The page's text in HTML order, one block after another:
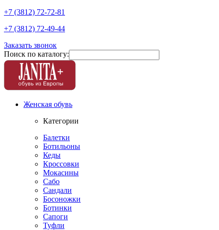
+7 (3812) 72-72-81
+7 (3812) 72-49-44
Заказать звонок
Поиск по каталогу:
Женская обувь
Категории
Балетки
Ботильоны
Кеды
Кроссовки
Мокасины
Сабо
Сандали
Босоножки
Ботинки
Сапоги
Туфли